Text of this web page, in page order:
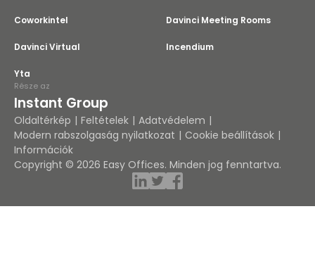
Coworkintel Davinci Meeting Rooms
Davinci Virtual Incendium
Yta
Része az
Instant Group
Oldaltérkép Feltételek
Adatvédelem
Modern rabszolgaság nyilatkozat
Cookie beállítások
Információk
Copyright © 2026 Easy Offices. Minden jog fenntartva.